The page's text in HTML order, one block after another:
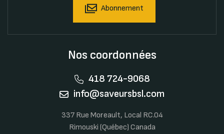
Abonnement
Nos coordonnées
418 724-9068
info@saveursbsl.com
337 Rue Moreault, Local RC.04
Rimouski (Québec) Canada